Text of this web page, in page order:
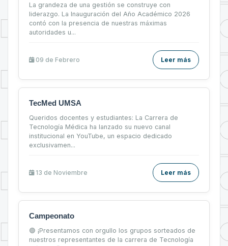
La grandeza de una gestión se construye con
liderazgo. La Inauguración del Año Académico 2026
contó con la presencia de nuestras máximas
autoridades u...
09 de Febrero Leer más
TecMed UMSA
Queridos docentes y estudiantes: La Carrera de
Tecnología Médica ha lanzado su nuevo canal
institucional en YouTube, un espacio dedicado
exclusivamen...
13 de Noviembre Leer más
Campeonato
🟢 ¡Presentamos con orgullo los grupos sorteados de
nuestros representantes de la carrera de Tecnología